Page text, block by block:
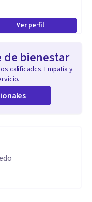
Ver perfil
de bienestar
calificados. Empatía y